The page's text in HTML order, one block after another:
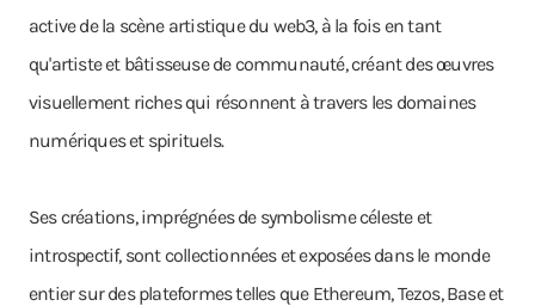
active de la scène artistique du web3, à la fois en tant
qu'artiste et bâtisseuse de communauté, créant des œuvres
visuellement riches qui résonnent à travers les domaines
numériques et spirituels.
Ses créations, imprégnées de symbolisme céleste et
introspectif, sont collectionnées et exposées dans le monde
entier sur des plateformes telles que Ethereum, Tezos, Base et